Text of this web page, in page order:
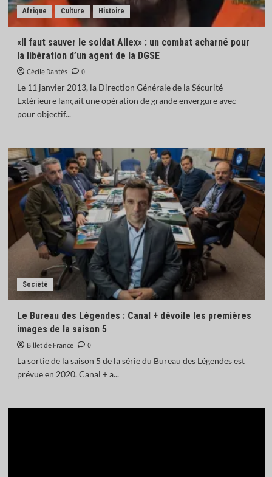
Afrique Culture Histoire
«Il faut sauver le soldat Allex» : un combat acharné pour
la libération d’un agent de la DGSE
Cécile Dantès
0
Le 11 janvier 2013, la Direction Générale de la Sécurité
Extérieure lançait une opération de grande envergure avec
pour objectif...
Société
Le Bureau des Légendes : Canal + dévoile les premières
images de la saison 5
Billet de France
0
La sortie de la saison 5 de la série du Bureau des Légendes est
prévue en 2020. Canal + a...